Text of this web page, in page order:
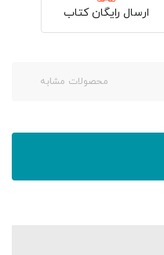
ارسال رایگان کتاب
محصولات مشابه